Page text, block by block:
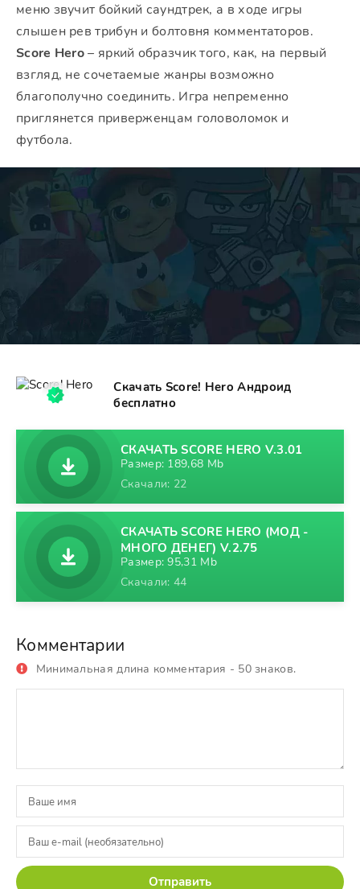
меню звучит бойкий саундтрек, а в ходе игры
слышен рев трибун и болтовня комментаторов.
Score Hero– яркий образчик того, как, на первый
взгляд, не сочетаемые жанры возможно
благополучно соединить. Игра непременно
приглянется приверженцам головоломок и
футбола.
Скачать Score! Hero Андроид
бесплатно
СКАЧАТЬ SCORE HERO V.3.01
Размер: 189,68 Mb
Скачали: 22
СКАЧАТЬ SCORE HERO (МОД -
МНОГО ДЕНЕГ) V.2.75
Размер: 95,31 Mb
Скачали: 44
Комментарии
Минимальная длина комментария - 50 знаков.
Отправить